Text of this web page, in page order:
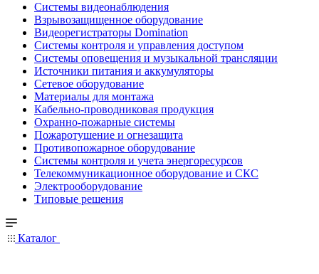
Системы видеонаблюдения
Взрывозащищенное оборудование
Видеорегистраторы Domination
Системы контроля и управления доступом
Системы оповещения и музыкальной трансляции
Источники питания и аккумуляторы
Сетевое оборудование
Материалы для монтажа
Кабельно-проводниковая продукция
Охранно-пожарные системы
Пожаротушение и огнезащита
Противопожарное оборудование
Системы контроля и учета энергоресурсов
Телекоммуникационное оборудование и СКС
Электрооборудование
Типовые решения
Каталог